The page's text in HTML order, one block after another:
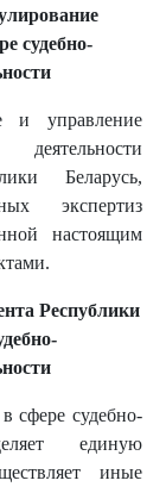
судебно-
и управление
Беларусь,
экспертиз
настоящим
Республики
сфере судебно-
единую
иные